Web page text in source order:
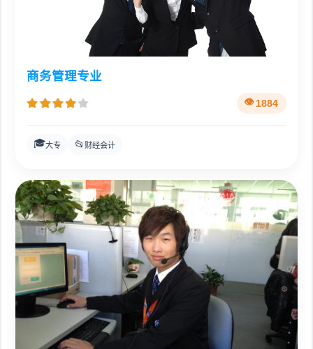
商务管理专业
1884
🎓大专 📂 财经会计